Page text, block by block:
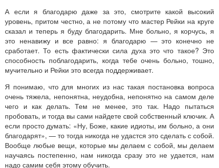
А если я благодарю даже за это, смотрите какой высокий
уровень, притом честно, а не потому что мастер Рейки на круге
сказал и теперь я буду благодарить. Мне больно, я корчусь, я
это ненавижу и все равно: я благодарю — это конечно не
сработает. То есть фактически сила духа это что такое? Это
способность поблагодарить, когда тебе очень больно, тошно,
мучительно и Рейки это всегда поддерживает.
Я понимаю, что для многих из нас такая постановка вопроса
очень тяжела, непонятна, неудобна, непонятно на самом деле
чего и как делать. Тем не менее, это так. Надо пытаться
пробовать, и тогда вы сами найдете свой собственный ключик. А
если просто думать: «Ну, Боже, какие идиоты, им больно, а они
благодарят», — то тогда никогда не удастся это сделать с собой.
Вообще любые вещи, которые мы делаем с собой, мы делаем
научаясь постепенно, нам никогда сразу это не удается, нам
надо самим себя этому обучить.